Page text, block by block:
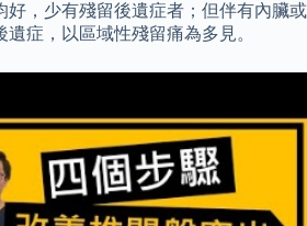
好，少有殘留後遺症者；但伴有內臟或
症，以區域性殘留痛為多見。